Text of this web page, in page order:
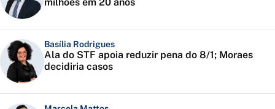
milhões em 20 anos
Basília Rodrigues
Ala do STF apoia reduzir pena do 8/1; Moraes
decidiria casos